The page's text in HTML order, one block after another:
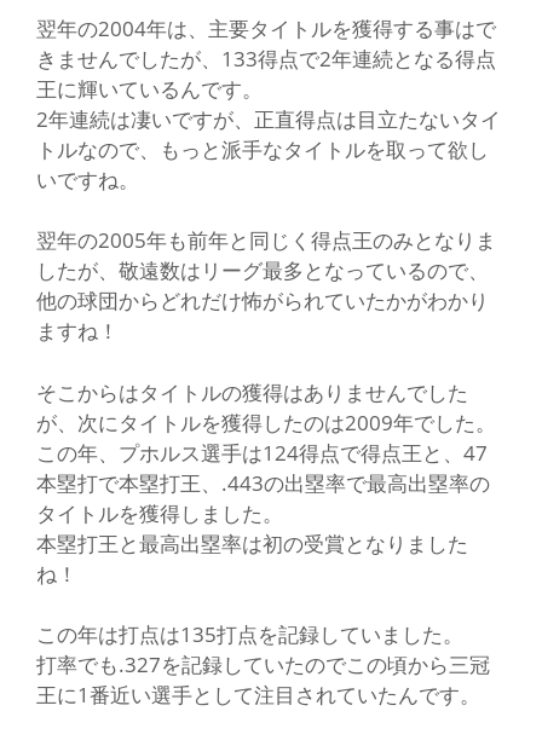
翌年の2004年は、主要タイトルを獲得する事はで
きませんでしたが、133得点で2年連続となる得点
王に輝いているんです。
2年連続は凄いですが、正直得点は目立たないタイ
トルなので、もっと派手なタイトルを取って欲し
いですね。
翌年の2005年も前年と同じく得点王のみとなりま
したが、敬遠数はリーグ最多となっているので、
他の球団からどれだけ怖がられていたかがわかり
ますね！
そこからはタイトルの獲得はありませんでした
が、次にタイトルを獲得したのは2009年でした。
この年、プホルス選手は124得点で得点王と、47
本塁打で本塁打王、.443の出塁率で最高出塁率の
タイトルを獲得しました。
本塁打王と最高出塁率は初の受賞となりました
ね！
この年は打点は135打点を記録していました。
打率でも.327を記録していたのでこの頃から三冠
王に1番近い選手として注目されていたんです。